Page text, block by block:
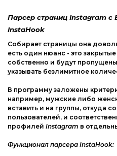
Образование
Другие ОС
Драйвера
Парсер страниц Instagram с
InstaHook
Собирает страницы она
есть один нюанс - это
собственно и будут
указывать безлимитное
В программу заложены
например, мужские либо
вставить и на группы, откуда
пользователей, и
профилей Instagram в
Функционал парсера InstaHook: